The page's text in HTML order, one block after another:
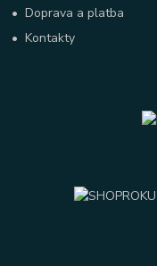
•Doprava a platba
•Kontakty